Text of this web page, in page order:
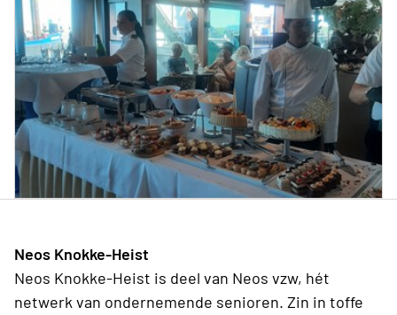
Neos Knokke-Heist
Neos Knokke-Heist is deel van Neos vzw, hét
netwerk van ondernemende senioren. Zin in toffe